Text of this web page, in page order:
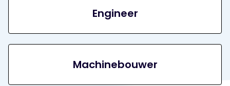
Engineer
Machinebouwer